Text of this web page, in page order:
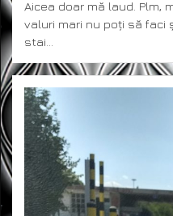
Aicea doar mă laud. Plm,
valuri mari nu poți să faci
stai…